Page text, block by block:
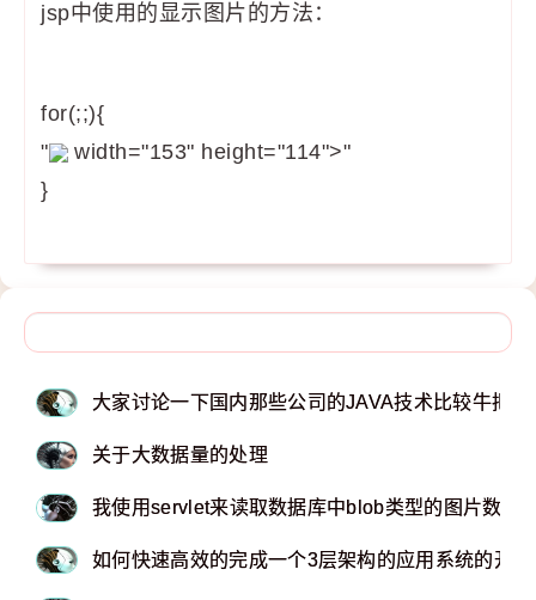
jsp中使用的显示图片的方法：
for(;;){
"
width="153" height="114">"
}
大家讨论一下国内那些公司的JAVA技术比较牛把
关于大数据量的处理
我使用servlet来读取数据库中blob类型的图片数据
如何快速高效的完成一个3层架构的应用系统的开发